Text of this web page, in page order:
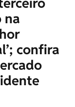
na
confira